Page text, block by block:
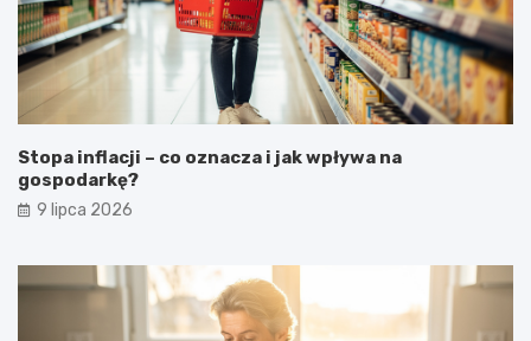
Stopa inflacji – co oznacza i jak wpływa na
gospodarkę?
9 lipca 2026